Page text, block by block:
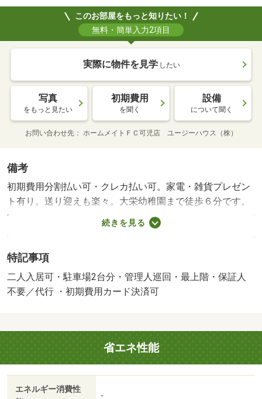
このお部屋をもっと知りたい！
無料・簡単入力2項目
実際に物件を見学 したい
写真
をもっと見たい
初期費用
を聞く
設備
について聞く
お問い合わせ先 ホームメイトＦＣ可児店 ユージーハウス（株）
備考
初期費用分割払い可・クレカ払い可。家電・雑貨プレゼン
ト有り。送り迎えも楽々。大栄幼稚園まで徒歩６分です。
収納も可能な洗面化粧台が備え付けられています。クレジ
ットカードで初期費用をお支払いいただける物件です。バ
証料（月額賃料の５０％）。月額保証委託料８８０円。更
新保証料１０，５００円）・鍵交換代：あり１６，５００
円～・維持費等：暫定水道料６，８００円／月・火災保険
停歩９分・駐輪場：有（無料）
続きを見る
特記事項
二人入居可・駐車場2台分・管理人巡回・最上階・保証人
不要／代行 ・初期費用カード決済可
省エネ性能
エネルギー消費性
-